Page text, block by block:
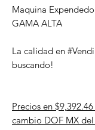
Maquina
GAMA ALTA
La calidad en
buscando!
Precios en
cambio DOF MX